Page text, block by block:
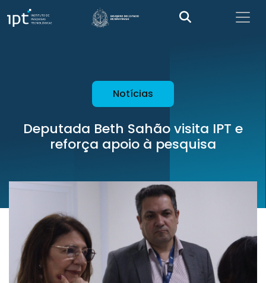
Notícias
Deputada Beth Sahão visita IPT e
reforça apoio à pesquisa